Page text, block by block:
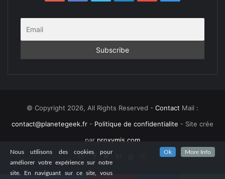
© Copyright 2026, All Rights Reserved - Contact Mail :
contact@planetegeek.fr - Politique de confidentialite - Site crée
par proxymis.com
Nous utilisons des cookies pour
améliorer votre expérience sur notre
site. En naviguant sur ce site, vous
Ok More Info